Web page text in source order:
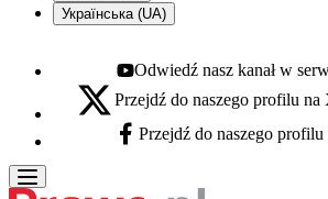
Українська (UA)
Youtube - otwiera się w nowej karcie
Odwiedź nasz kanał w
X - otwiera się w nowej karcie
Przejdź do naszego profilu
Facebook - otwiera się w nowej karcie
Przejdź do naszego profilu